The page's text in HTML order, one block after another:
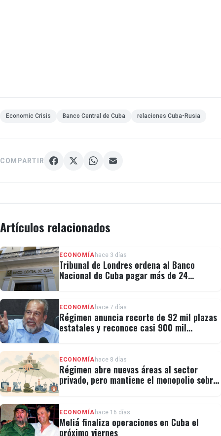
Economic Crisis Banco Central de Cuba relaciones Cuba-Rusia
COMPARTIR
Artículos relacionados
ECONOMÍA hace 3 días
Tribunal de Londres ordena al Banco
Nacional de Cuba pagar más de 24
ECONOMÍA hace 7 días
Régimen anuncia recorte de 92 mil plazas
estatales y reconoce casi 900 mil
ECONOMÍA hace 8 días
Régimen abre nuevas áreas al sector
privado, pero mantiene el monopolio sobre
ECONOMÍA hace 16 días
Meliá finaliza operaciones en Cuba el
próximo viernes